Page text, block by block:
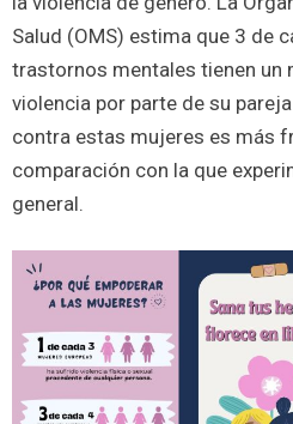
Salud (OMS) estima que 3 de
trastornos mentales tienen un
violencia por parte de su
contra estas mujeres es más
comparación con la que
general.